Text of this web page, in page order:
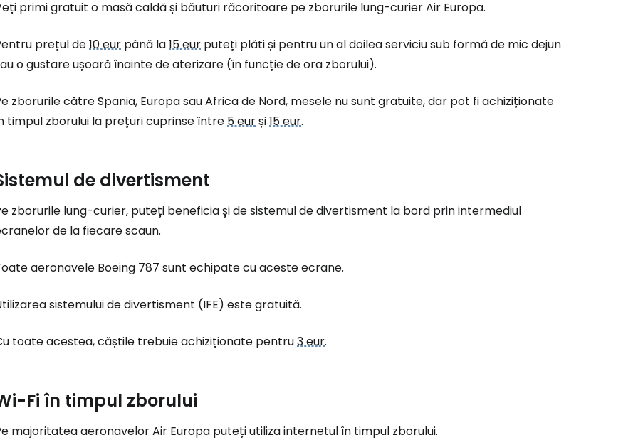
primi gratuit o masă caldă și băuturi răcoritoare pe zborurile lung-curier Air Europa.
prețul de10 eur până la15 eur puteți plăti și pentru un al doilea serviciu sub formă de mic dejun
o gustare ușoară înainte de aterizare (în funcție de ora zborului).
zborurile către Spania, Europa sau Africa de Nord, mesele nu sunt gratuite, dar pot fi achiziționate
timpul zborului la prețuri cuprinse între5 eurși15 eur.
de divertisment
zborurile lung-curier, puteți beneficia și de sistemul de divertisment la bord prin intermediul
de la fiecare scaun.
aeronavele Boeing 787 sunt echipate cu aceste ecrane.
sistemului de divertisment (IFE) este gratuită.
toate acestea, căștile trebuie achiziționate pentru3 eur.
Fi în timpul zborului
majoritatea aeronavelor Air Europa puteți utiliza internetul în timpul zborului.
Conectați-vă la Cestee
Continuați cu Facebook